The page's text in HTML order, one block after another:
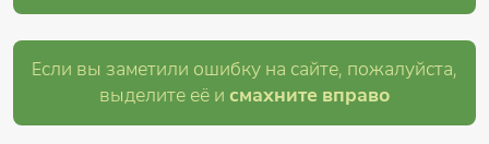
Если вы заметили ошибку на сайте, пожалуйста,
выделите её и смахните вправо